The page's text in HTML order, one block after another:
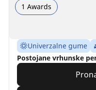
1 Awards
Univerzalne gume
Postojane vrhunske